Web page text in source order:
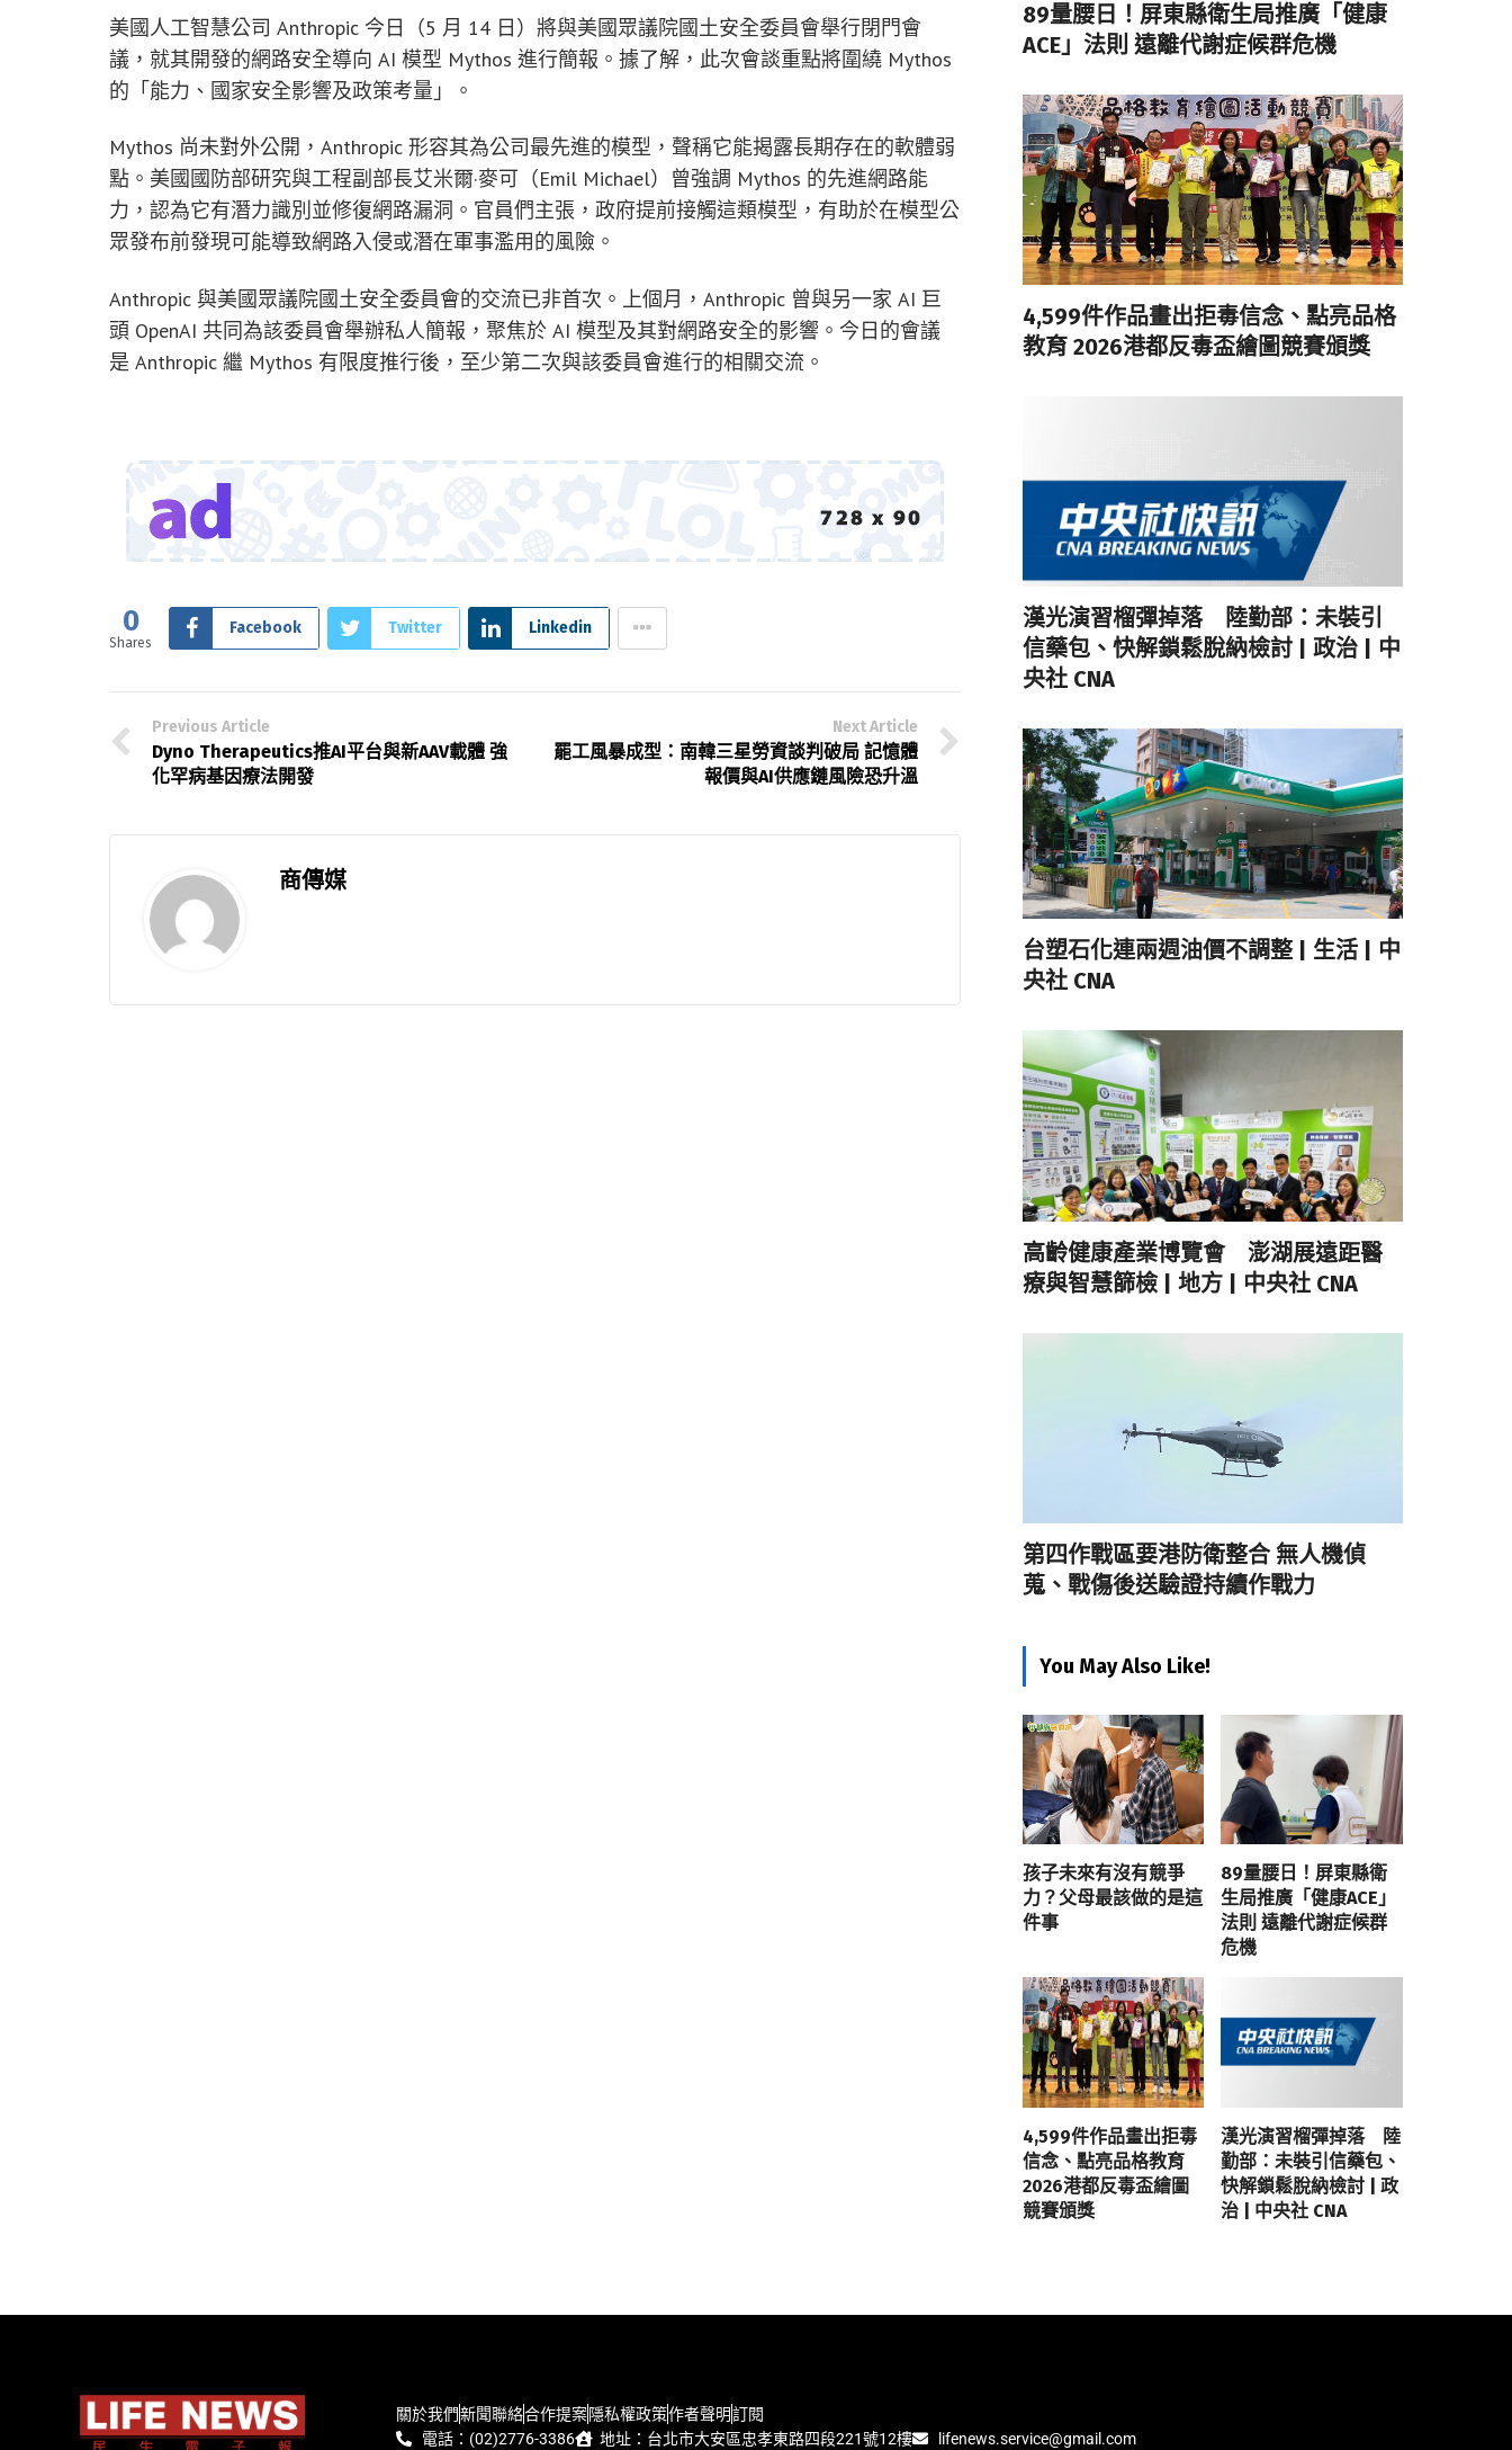
美國人工智慧公司 Anthropic 今日（5 月 14 日）將與美國眾議院國土安全委員會舉行閉門會
議，就其開發的網路安全導向 AI 模型 Mythos 進行簡報。據了解，此次會談重點將圍繞 Mythos
的「能力、國家安全影響及政策考量」。
Mythos 尚未對外公開，Anthropic 形容其為公司最先進的模型，聲稱它能揭露長期存在的軟體弱
點。美國國防部研究與工程副部長艾米爾·麥可（Emil Michael）曾強調 Mythos 的先進網路能
力，認為它有潛力識別並修復網路漏洞。官員們主張，政府提前接觸這類模型，有助於在模型公
眾發布前發現可能導致網路入侵或潛在軍事濫用的風險。
Anthropic 與美國眾議院國土安全委員會的交流已非首次。上個月，Anthropic 曾與另一家 AI 巨
頭 OpenAI 共同為該委員會舉辦私人簡報，聚焦於 AI 模型及其對網路安全的影響。今日的會議
是 Anthropic 繼 Mythos 有限度推行後，至少第二次與該委員會進行的相關交流。
0
Shares
Facebook Twitter Linkedin
Previous Article
Dyno Therapeutics推AI平台與新AAV載體 強
化罕病基因療法開發
Next Article
罷工風暴成型：南韓三星勞資談判破局 記憶體
報價與AI供應鏈風險恐升溫
商傳媒
89量腰日！屏東縣衛生局推廣「健康
ACE」法則 遠離代謝症候群危機
4,599件作品畫出拒毒信念、點亮品格
教育 2026港都反毒盃繪圖競賽頒獎
漢光演習榴彈掉落 陸勤部：未裝引
信藥包、快解鎖鬆脫納檢討 | 政治 | 中
央社 CNA
台塑石化連兩週油價不調整 | 生活 | 中
央社 CNA
高齡健康產業博覽會 澎湖展遠距醫
療與智慧篩檢 | 地方 | 中央社 CNA
第四作戰區要港防衛整合 無人機偵
蒐、戰傷後送驗證持續作戰力
You May Also Like!
孩子未來有沒有競爭
力？父母最該做的是這
件事
89量腰日！屏東縣衛
生局推廣「健康ACE」
法則 遠離代謝症候群
危機
4,599件作品畫出拒毒
信念、點亮品格教育
2026港都反毒盃繪圖
競賽頒獎
漢光演習榴彈掉落 陸
勤部：未裝引信藥包、
快解鎖鬆脫納檢討 | 政
治 | 中央社 CNA
關於我們新聞聯絡合作提案隱私權政策作者聲明訂閱
電話：(02)2776-3386
地址：台北市大安區忠孝東路四段221號12樓 lifenews.service@gmail.com